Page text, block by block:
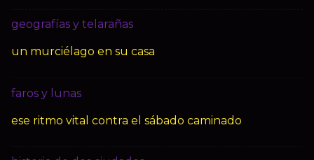
geografías y telarañas
un murciélago en su casa
faros y lunas
ese ritmo vital contra el sábado caminado